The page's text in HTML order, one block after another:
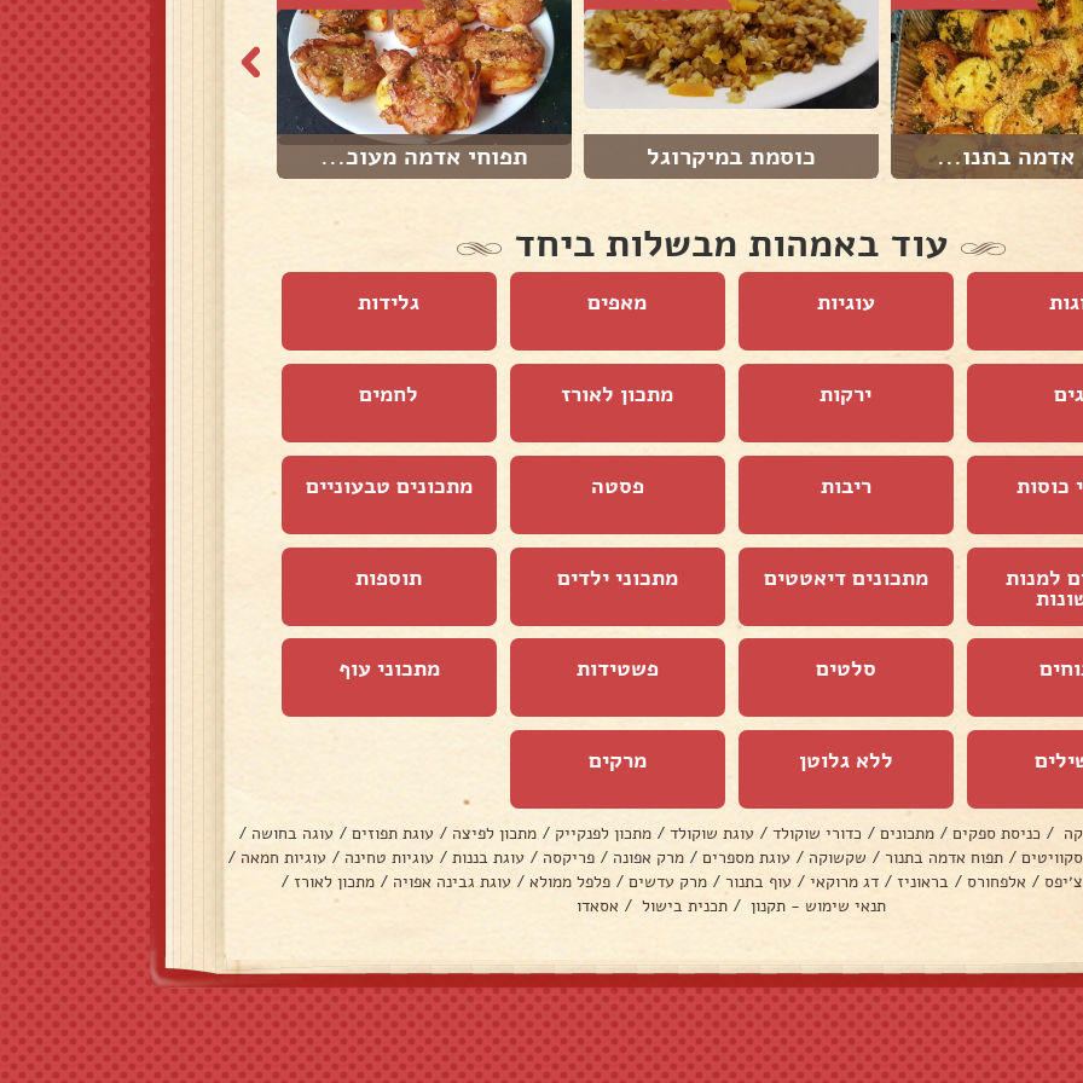
אדמה בתנו... כוסמת במיקרוגל תפוחי אדמה מעוכ...
עוד באמהות מבשלות ביחד
עוגיות מאפים גלידות
ירקות מתכון לאורז לחמים
כוסות ריבות פסטה מתכונים טבעוניים
למנות מתכונים דיאטטים מתכוני ילדים תוספות
סלטים פשטידות מתכוני עוף
ללא גלוטן מרקים
/ כניסת ספקים / מתכונים / כדורי שוקולד / עוגת שוקולד / מתכון לפנקייק / מתכון לפיצה / עוגת תפוזים / עוגה בחושה /
/ תפוח אדמה בתנור / שקשוקה / עוגת מספרים / מרק אפונה / פריקסה / עוגת בננות / עוגיות טחינה / עוגיות חמאה /
/ אלפחורס / בראוניז / דג מרוקאי / עוף בתנור / מרק עדשים / פלפל ממולא / עוגת גבינה אפויה / מתכון לאורז /
תנאי שימוש - תקנון / תכנית בישול / אסאדו